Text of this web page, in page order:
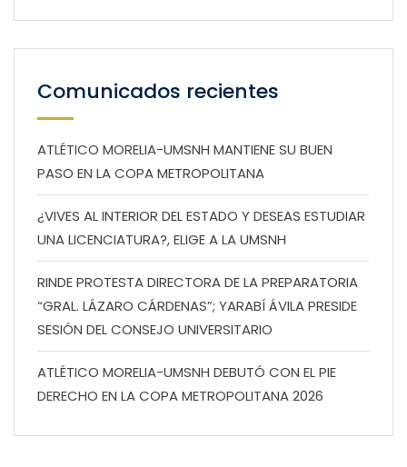
Comunicados recientes
ATLÉTICO MORELIA-UMSNH MANTIENE SU BUEN
PASO EN LA COPA METROPOLITANA
¿VIVES AL INTERIOR DEL ESTADO Y DESEAS ESTUDIAR
UNA LICENCIATURA?, ELIGE A LA UMSNH
RINDE PROTESTA DIRECTORA DE LA PREPARATORIA
“GRAL. LÁZARO CÁRDENAS”; YARABÍ ÁVILA PRESIDE
SESIÓN DEL CONSEJO UNIVERSITARIO
ATLÉTICO MORELIA-UMSNH DEBUTÓ CON EL PIE
DERECHO EN LA COPA METROPOLITANA 2026